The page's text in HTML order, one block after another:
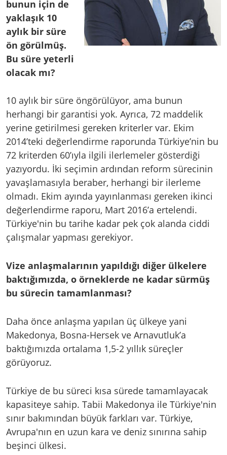
bunun için de
yaklaşık 10
aylık bir süre
ön görülmüş.
Bu süre yeterli
olacak mı?
10 aylık bir süre öngörülüyor, ama bunun
herhangi bir garantisi yok. Ayrıca, 72 maddelik
yerine getirilmesi gereken kriterler var. Ekim
2014’teki değerlendirme raporunda Türkiye’nin bu
72 kriterden 60’ıyla ilgili ilerlemeler gösterdiği
yazıyordu. İki seçimin ardından reform sürecinin
yavaşlamasıyla beraber, herhangi bir ilerleme
olmadı. Ekim ayında yayınlanması gereken ikinci
değerlendirme raporu, Mart 2016’a ertelendi.
Türkiye'nin bu tarihe kadar pek çok alanda ciddi
çalışmalar yapması gerekiyor.
Vize anlaşmalarının yapıldığı diğer ülkelere
baktığımızda, o örneklerde ne kadar sürmüş
bu sürecin tamamlanması?
Daha önce anlaşma yapılan üç ülkeye yani
Makedonya, Bosna-Hersek ve Arnavutluk’a
baktığımızda ortalama 1,5-2 yıllık süreçler
görüyoruz.
Türkiye de bu süreci kısa sürede tamamlayacak
kapasiteye sahip. Tabii Makedonya ile Türkiye'nin
sınır bakımından büyük farkları var. Türkiye,
Avrupa'nın en uzun kara ve deniz sınırına sahip
beşinci ülkesi.